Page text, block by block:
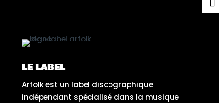
LE LABEL
Arfolk est un label discographique
indépendant spécialisé dans la musique